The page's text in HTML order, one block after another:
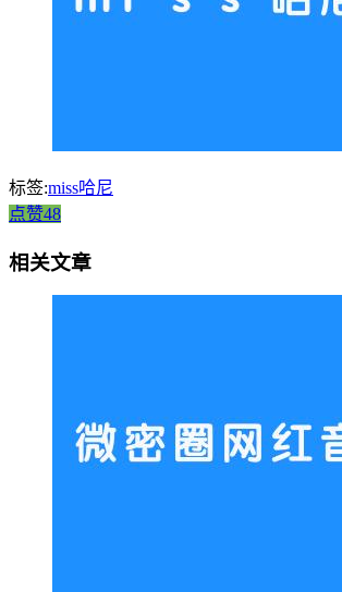
标签:miss哈尼
点赞48
相关文章